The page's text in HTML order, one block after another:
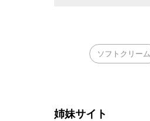
ソフトクリーム
姉妹サイト